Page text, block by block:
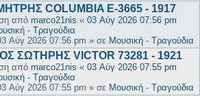
COLUMBIA E-3665 - 1917
από marco21nis « 03 Αύγ 2026 07:56 pm
- Τραγούδια
Αύγ 2026 07:56 pm » σε Μουσική - Τραγούδια
ΣΩΤΗΡΗΣ VICTOR 73281 - 1921
από marco21nis « 03 Αύγ 2026 07:55 pm
- Τραγούδια
Αύγ 2026 07:55 pm » σε Μουσική - Τραγούδια